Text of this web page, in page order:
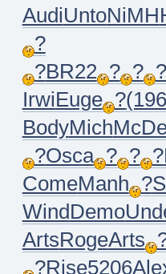
AudiUntoNiMH
?
?BR22 ? ? ?
IrwiEuge ?(196
BodyMich
?Osca ? ? ?
ComeManh ?
WindDemo
ArtsRogeArts
?Rise5206